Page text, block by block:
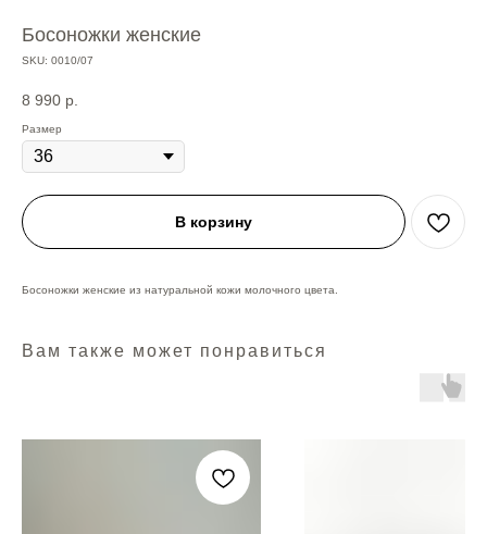
Босоножки женские
SKU: 0010/07
8 990 р.
Размер
В корзину
Босоножки женские из натуральной кожи молочного цвета.
Вам также может понравиться